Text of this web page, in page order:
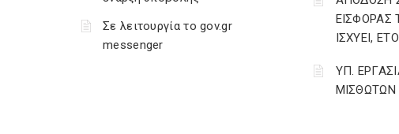
Σε λειτουργία το gov.gr
messenger
ΕΙΣΦΟΡΑΣ
ΙΣΧΥΕΙ,
ΥΠ.
ΜΙΣΘΩΤΩΝ